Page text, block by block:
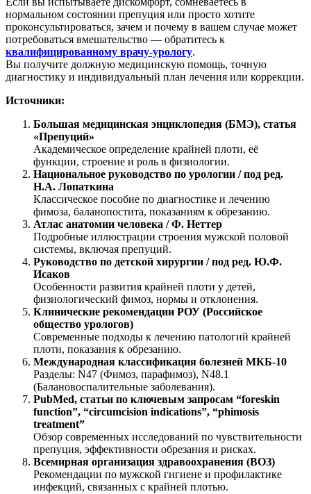
нормальном состоянии препуция или просто хотите
проконсультироваться, зачем и почему в вашем случае может
потребоваться вмешательство — обратитесь к
квалифицированному врачу-урологу.
Вы получите должную медицинскую помощь, точную
диагностику и индивидуальный план лечения или коррекции.
Источники:
Большая медицинская энциклопедия (БМЭ), статья
«Препуций»
Академическое определение крайней плоти, её
функции, строение и роль в физиологии.
Национальное руководство по урологии / под ред.
Н.А. Лопаткина
Классическое пособие по диагностике и лечению
фимоза, баланопостита, показаниям к обрезанию.
Атлас анатомии человека / Ф. Неттер
Подробные иллюстрации строения мужской половой
системы, включая препуций.
Руководство по детской хирургии / под ред. Ю.Ф.
Исаков
Особенности развития крайней плоти у детей,
физиологический фимоз, нормы и отклонения.
Клинические рекомендации РОУ (Российское
общество урологов)
Современные подходы к лечению патологий крайней
плоти, показания к обрезанию.
Международная классификация болезней МКБ-10
Разделы: N47 (Фимоз, парафимоз), N48.1
(Балановоспалительные заболевания).
PubMed, статьи по ключевым запросам “foreskin
function”, “circumcision indications”, “phimosis
treatment”
Обзор современных исследований по чувствительности
препуция, эффективности обрезания и рисках.
Всемирная организация здравоохранения (ВОЗ)
Рекомендации по мужской гигиене и профилактике
инфекций, связанных с крайней плотью.